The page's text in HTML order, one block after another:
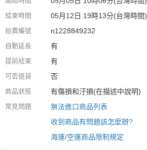
結束時間 05月12日 19時13分(台灣時間)
拍賣編號 n1228849232
自動延長 有
提前結束 有
可否退貨 否
商品狀態 有傷損和汙損(在描述中說明)
常見問題
無法進口商品列表
收到商品有問題該怎麼辦?
海運/空運商品限制規定